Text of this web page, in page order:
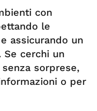
con
le
assicurando un
cerchi un
sorprese,
o per